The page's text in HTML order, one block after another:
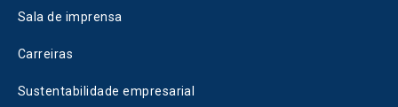
Sala de imprensa
Carreiras
Sustentabilidade empresarial